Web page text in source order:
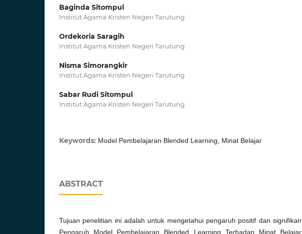
Baginda Sitompul
Institut Agama Kristen Negeri Tarutung
Ordekoria Saragih
Institut Agama Kristen Negeri Tarutung
Nisma Simorangkir
Institut Agama Kristen Negeri Tarutung
Sabar Rudi Sitompul
Institut Agama Kristen Negeri Tarutung
Keywords: Model Pembelajaran Blended Learning, Minat Belajar
ABSTRACT
Tujuan penelitian ini adalah untuk mengetahui pengaruh positif dan signifikan
Pengaruh Model Pembelajaran Blended Learning Terhadap Minat Belajar